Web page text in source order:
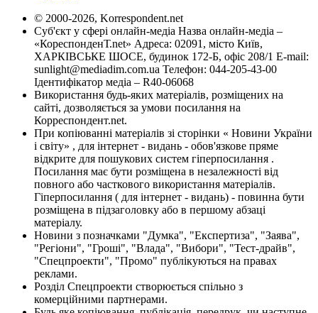
© 2000-2026, Korrespondent.net
Суб'єкт у сфері онлайн-медіа Назва онлайн-медіа –
«КореспонденТ.net» Адреса: 02091, місто Київ,
ХАРКІВСЬКЕ ШОСЕ, будинок 172-Б, офіс 208/1 E-mail:
sunlight@mediadim.com.ua Телефон: 044-205-43-00
Ідентифікатор медіа – R40-06068
Використання будь-яких матеріалів, розміщених на
сайті, дозволяється за умови посилання на
Корреспондент.net.
При копіюванні матеріалів зі сторінки « Новини України
і світу» , для інтернет - видань - обов'язкове пряме
відкрите для пошукових систем гіперпосилання .
Посилання має бути розміщена в незалежності від
повного або часткового використання матеріалів.
Гіперпосилання ( для інтернет - видань) - повинна бути
розміщена в підзаголовку або в першому абзаці
матеріалу.
Новини з позначками "Думка", "Експертиза", "Заява",
"Регіони", "Гроші", "Влада", "Вибори", "Тест-драйв",
"Спецпроекти", "Промо" публікуються на правах
реклами.
Розділ Спецпроекти створюється спільно з
комерційними партнерами.